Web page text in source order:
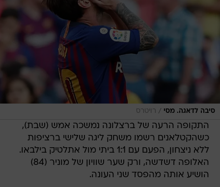
סיבה לדאגה. מסי / רויטרס
התקופה הרעה של ברצלונה נמשכה אמש (שבת),
כשהקטלאנים רשמו משחק ליגה שלישי ברציפות
ללא ניצחון, הפעם עם 1:1 ביתי מול אתלטיק בילבאו.
האלופה דשדשה, ורק שער שוויון של מוניר (84)
הושיע אותה מהפסד שני העונה.